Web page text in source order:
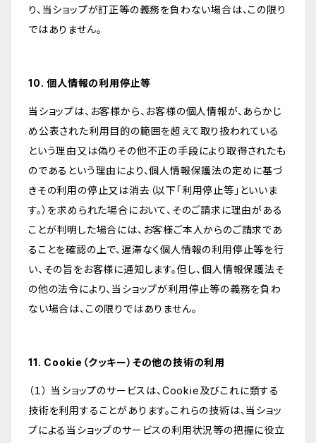
り、当ショップが訂正等の義務を負わない場合は、この限り
ではありません。
10. 個人情報の利用停止等
当ショップは、お客様から、お客様の個人情報が、あらかじ
め公表された利用目的の範囲を超えて取り扱われている
という理由又は偽りその他不正の手段により取得されたも
のであるという理由により、個人情報保護法の定めに基づ
きその利用の停止又は消去（以下「利用停止等」といいま
す。）を求められた場合において、そのご請求に理由がある
ことが判明した場合には、お客様ご本人からのご請求であ
ることを確認の上で、遅滞なく個人情報の利用停止等を行
い、その旨をお客様に通知します。但し、個人情報保護法そ
の他の法令により、当ショップが利用停止等の義務を負わ
ない場合は、この限りではありません。
11. Cookie（クッキー）その他の技術の利用
（１） 当ショップのサービスは、Cookie及びこれに類する
技術を利用することがあります。これらの技術は、当ショッ
プによる当ショップのサービスの利用状況等の把握に役立